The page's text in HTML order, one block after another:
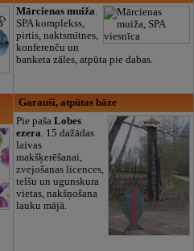
Mārcienas muiža.
SPA komplekss,
pirtis, naktsmītnes,
konferenču un
banketa zāles, atpūta pie dabas.
Garauši, atpūtas bāze
Pie pašaLobes
ezera . 15 dažādas
laivas
makšķerēšanai,
zvejošanas licences,
telšu un ugunskura
vietas, nakšņošana
lauku mājā.